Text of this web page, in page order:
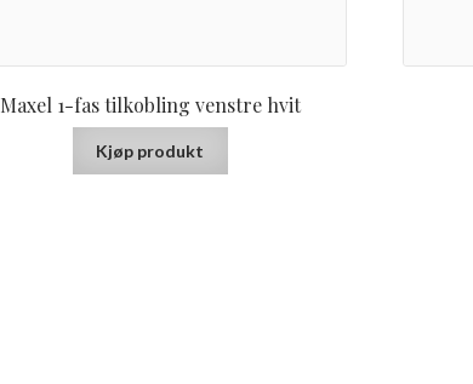
Maxel 1-fas tilkobling venstre hvit
Kjøp produkt